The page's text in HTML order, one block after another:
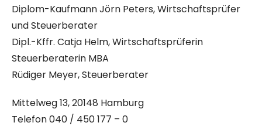
Diplom-Kaufmann Jörn Peters, Wirtschaftsprüfer
und Steuerberater
Dipl.-Kffr. Catja Helm, Wirtschaftsprüferin
Steuerberaterin MBA
Rüdiger Meyer, Steuerberater
Mittelweg 13, 20148 Hamburg
Telefon 040 / 450 177 – 0